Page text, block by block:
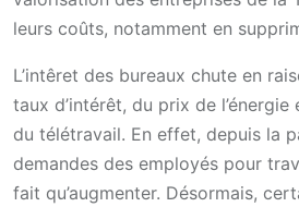
leurs coûts, notamment en
L’intêret des bureaux chute en
taux d’intérêt, du prix de l’énergie
du télétravail. En effet, depuis la
demandes des employés pour
fait qu’augmenter. Désormais,